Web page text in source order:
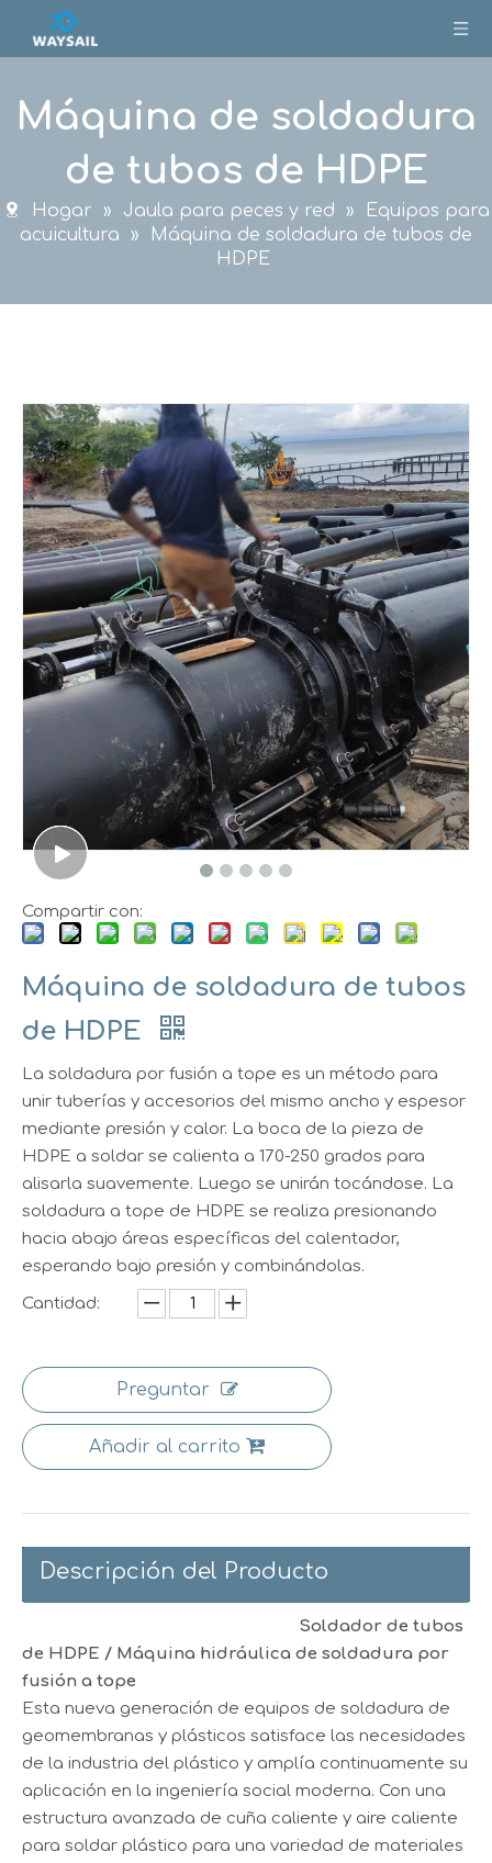
Máquina de soldadura
de tubos de HDPE
Hogar » Jaula para peces y red »
Equipos para
acuicultura
»
Máquina de soldadura de tubos de
HDPE
Compartir con:
Máquina de soldadura de tubos
de HDPE
La soldadura por fusión a tope es un método para
unir tuberías y accesorios del mismo ancho y espesor
mediante presión y calor. La boca de la pieza de
HDPE a soldar se calienta a 170-250 grados para
alisarla suavemente. Luego se unirán tocándose. La
soldadura a tope de HDPE se realiza presionando
hacia abajo áreas específicas del calentador,
esperando bajo presión y combinándolas.
Cantidad:
Preguntar
Añadir al carrito
Descripción del Producto
Soldador de tubos
de HDPE / Máquina hidráulica de soldadura por
fusión a tope
Esta nueva generación de equipos de soldadura de
geomembranas y plásticos satisface las necesidades
de la industria del plástico y amplía continuamente su
aplicación en la ingeniería social moderna. Con una
estructura avanzada de cuña caliente y aire caliente
para soldar plástico para una variedad de materiales